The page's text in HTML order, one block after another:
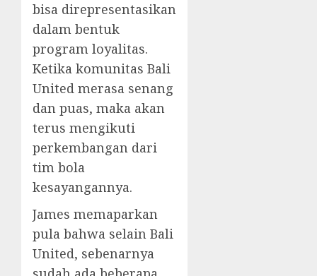
bisa direpresentasikan
dalam bentuk
program loyalitas.
Ketika komunitas Bali
United merasa senang
dan puas, maka akan
terus mengikuti
perkembangan dari
tim bola
kesayangannya.
James memaparkan
pula bahwa selain Bali
United, sebenarnya